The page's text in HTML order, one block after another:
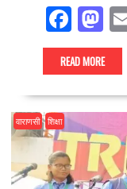
F
ac
e
b
o
o
k
M
as
to
d
o
n
READ MORE
वाराणसी शिक्षा